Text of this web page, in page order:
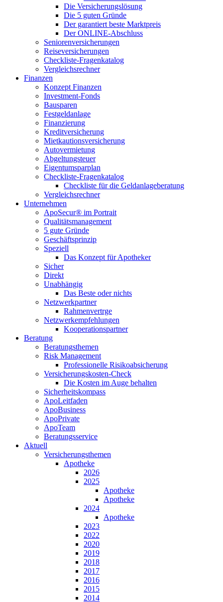
Die Versicherungslösung
Die 5 guten Gründe
Der garantiert beste Marktpreis
Der ONLINE-Abschluss
Seniorenversicherungen
Reiseversicherungen
Checkliste-Fragenkatalog
Vergleichsrechner
Finanzen
Konzept Finanzen
Investment-Fonds
Bausparen
Festgeldanlage
Finanzierung
Kreditversicherung
Mietkautionsversicherung
Autovermietung
Abgeltungsteuer
Eigentumsparplan
Checkliste-Fragenkatalog
Checkliste für die Geldanlageberatung
Vergleichsrechner
Unternehmen
ApoSecur® im Portrait
Qualitätsmanagement
5 gute Gründe
Geschäftsprinzip
Speziell
Das Konzept für Apotheker
Sicher
Direkt
Unabhängig
Das Beste oder nichts
Netzwerkpartner
Rahmenvertrge
Netzwerkempfehlungen
Kooperationspartner
Beratung
Beratungsthemen
Risk Management
Professionelle Risikoabsicherung
Versicherungskosten-Check
Die Kosten im Auge behalten
Sicherheitskompass
ApoLeitfaden
ApoBusiness
ApoPrivate
ApoTeam
Beratungsservice
Aktuell
Versicherungsthemen
Apotheke
2026
2025
Apotheke
Apotheke
2024
Apotheke
2023
2022
2020
2019
2018
2017
2016
2015
2014